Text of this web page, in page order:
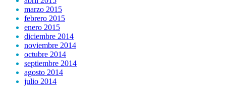
marzo 2015
febrero 2015
enero 2015
diciembre 2014
noviembre 2014
octubre 2014
septiembre 2014
agosto 2014
julio 2014